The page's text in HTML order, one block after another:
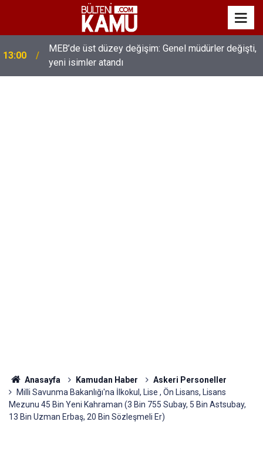
13:00
MEB’de üst düzey değişim: Genel müdürler değişti,
yeni isimler atandı
Anasayfa Kamudan Haber
Askeri Personeller
Milli Savunma Bakanlığı'na İlkokul, Lise , Ön Lisans, Lisans
Mezunu 45 Bin Yeni Kahraman (3 Bin 755 Subay, 5 Bin Astsubay,
13 Bin Uzman Erbaş, 20 Bin Sözleşmeli Er)